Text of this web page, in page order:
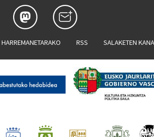
HARREMANETARAKO RSS SALAKETEN